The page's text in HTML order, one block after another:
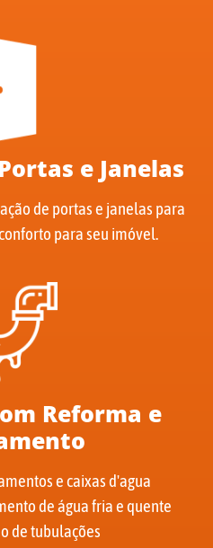
e Janelas
de portas e janelas para
para seu imóvel.
Reforma e
e caixas d'agua
de água fria e quente
de tubulações